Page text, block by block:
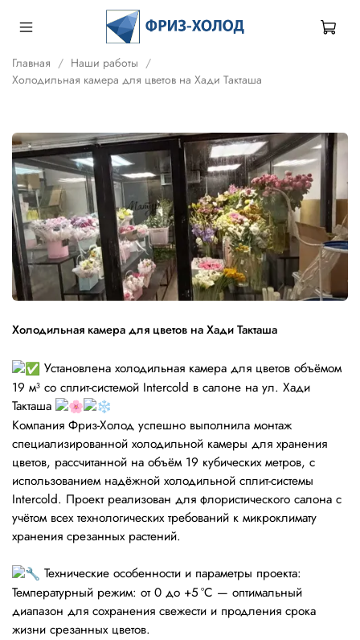
Главная
Наши работы
Холодильная камера для цветов на Хади Такташа
Холодильная камера для цветов на Хади Такташа
Установлена холодильная камера для цветов объёмом
19 м³ со сплит-системой Intercold в салоне на ул. Хади
Такташа
Компания Фриз-Холод успешно выполнила монтаж
специализированной холодильной камеры для хранения
цветов, рассчитанной на объём 19 кубических метров, с
использованием надёжной холодильной сплит-системы
Intercold. Проект реализован для флористического салона с
учётом всех технологических требований к микроклимату
хранения срезанных растений.
Технические особенности и параметры проекта:
Температурный режим: от 0 до +5 °C — оптимальный
диапазон для сохранения свежести и продления срока
жизни срезанных цветов.